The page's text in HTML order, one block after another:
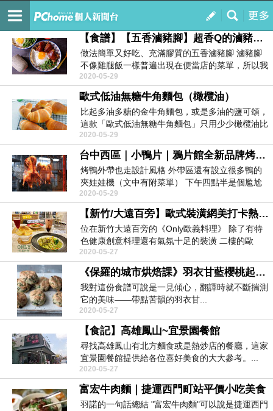
我的
訂閱
在銀河等你
【食譜】【五香滷豬腳】超香Q的滷豬腳飯，吃完嘴唇還會黏黏的喔！(文末含壓力鍋時間)
做法簡單又好吃、充滿膠質的五香滷豬腳 滷豬腳
不像雞腿飯一樣普遍出現在便當店的菜單，所以我
以前一...
2020-05-29
歐式低油無糖牛角麵包（橄欖油）
比起多油多糖的金牛角麵包，或是多油的鹽可頌，
這款「歐式低油無糖牛角麵包」只用少少橄欖油比
較輕盈，...
2020-05-29
台中西區｜小鴨片｜鴉片館全新品牌烤鴨外帶專門店 可以選擇一鴨三吃 品牌包裝和外帶盒很用心
烤鴨外帶也走設計風格 外帶區還有設立很多鴨的
夾娃娃機（文中有附菜單） 下午四點半是個尷尬
的用餐...
2020-05-29
【新竹/大遠百旁】歐式裝潢網美打卡熱點/堅持每日手作保留食物原味/新竹創意料理~ ONLY歐義創意料理
位在新竹大遠百旁的《Only歐義料理》 除了有特
色健康創意料理還有氣氛十足的裝潢 二樓的歐
風...
2020-05-27
《保羅的城市烘焙課》羽衣甘藍櫻桃起司司康
我對這份食譜可說是一見傾心，翻譯時就不斷揣測
它的美味——帶點苦韻的羽衣甘...
2020-05-27
【食記】高雄鳳山~宜景園餐館
尋找高雄鳳山有北方麵食或是熱炒店的餐廳，這家
宜景園餐館提供給各位喜好美食的大大參考。...
2020-05-27
富宏牛肉麵｜捷運西門町站平價小吃美食
羽諾的一句話總結 "富宏牛肉麵"可以說是捷運西門